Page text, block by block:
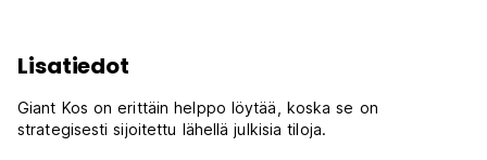
Lisatiedot
Giant Kos on erittäin helppo löytää, koska se on
strategisesti sijoitettu lähellä julkisia tiloja.